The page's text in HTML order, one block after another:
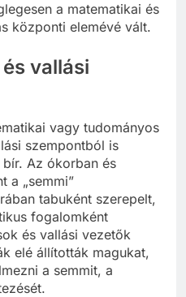
a matematikai és
központi elemévé vált.
vallási
vagy tudományos
szempontból is
Az ókorban és
a „semmi”
tabuként szerepelt,
fogalomként
és vallási vezetők
elé állították magukat,
a semmit, a